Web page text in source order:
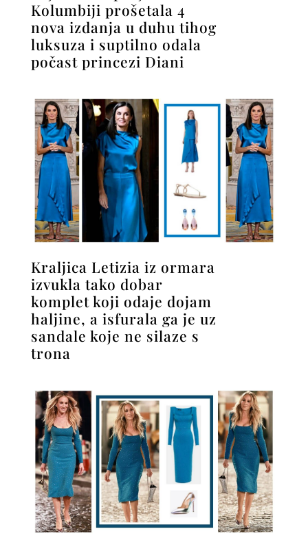
Kolumbiji prošetala 4
nova izdanja u duhu tihog
luksuza i suptilno odala
počast princezi Diani
Kraljica Letizia iz ormara
izvukla tako dobar
komplet koji odaje dojam
haljine, a isfurala ga je uz
sandale koje ne silaze s
trona